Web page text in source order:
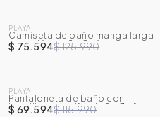
-40%
PLAYA
Camiseta de baño manga larga
para niño de 2 a 7 años
$ 75.594$ 125.990
-40%
PLAYA
Pantaloneta de baño con
bolsillo para niño de 2 a 7 años
$ 69.594$ 115.990